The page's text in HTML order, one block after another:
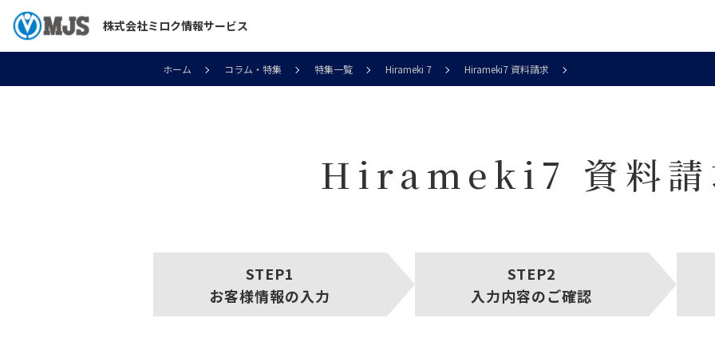
株式会社ミロク情報サービス
ホーム コラム・特集 特集一覧 Hirameki 7 Hirameki7 資料請求
Hirameki7 資料請
お客様情報の入力 入力内容のご確認